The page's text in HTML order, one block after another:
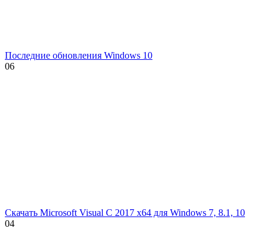
Последние обновления Windows 10
06
Скачать Microsoft Visual C 2017 x64 для Windows 7, 8.1, 10
04